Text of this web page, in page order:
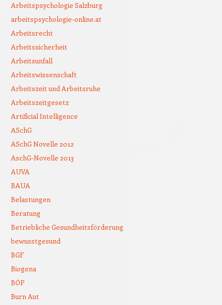
Arbeitspsychologie Salzburg
arbeitspsychologie-online.at
Arbeitsrecht
Arbeitssicherheit
Arbeitsunfall
Arbeitswissenschaft
Arbeitszeit und Arbeitsruhe
Arbeitszeitgesetz
Artificial Intelligence
ASchG
ASchG Novelle 2012
AschG-Novelle 2013
AUVA
BAUA
Belastungen
Beratung
Betriebliche Gesundheitsförderung
bewusstgesund
BGF
Biogena
BÖP
Burn Aut